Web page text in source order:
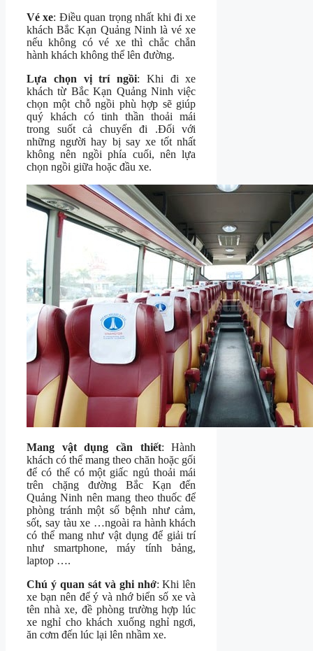
Vé xe: Điều quan trọng nhất khi đi xe
khách Bắc Kạn Quảng Ninh là vé xe
nếu không có vé xe thì chắc chắn
hành khách không thể lên đường.
Lựa chọn vị trí ngồi: Khi đi xe
khách từ Bắc Kạn Quảng Ninh việc
chọn một chỗ ngồi phù hợp sẽ giúp
quý khách có tinh thần thoải mái
trong suốt cả chuyến đi .Đối với
những người hay bị say xe tốt nhất
không nên ngồi phía cuối, nên lựa
chọn ngồi giữa hoặc đầu xe.
Mang vật dụng cần thiết: Hành
khách có thể mang theo chăn hoặc gối
để có thể có một giấc ngủ thoải mái
trên chặng đường Bắc Kạn đến
Quảng Ninh nên mang theo thuốc để
phòng tránh một số bệnh như cảm,
sốt, say tàu xe …ngoài ra hành khách
có thể mang như vật dụng để giải trí
như smartphone, máy tính bảng,
laptop ….
Chú ý quan sát và ghi nhớ: Khi lên
xe bạn nên để ý và nhớ biển số xe và
tên nhà xe, đề phòng trường hợp lúc
xe nghỉ cho khách xuống nghỉ ngơi,
ăn cơm đến lúc lại lên nhầm xe.